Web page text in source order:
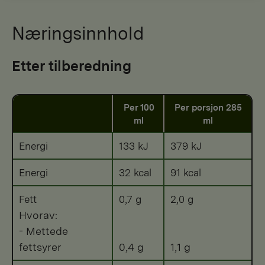
Næringsinnhold
Etter tilberedning
Per 100
ml
Per porsjon 285
ml
Energi 133 kJ 379 kJ
Energi 32 kcal 91 kcal
Fett
Hvorav:
- Mettede
fettsyrer
0,7 g
0,4 g
2,0 g
1,1 g